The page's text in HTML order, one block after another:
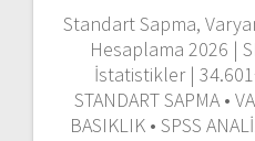
Standart Sapma,
Hesaplama 2026 |
İstatistikler |
STANDART SAPMA •
BASIKLIK • SPSS